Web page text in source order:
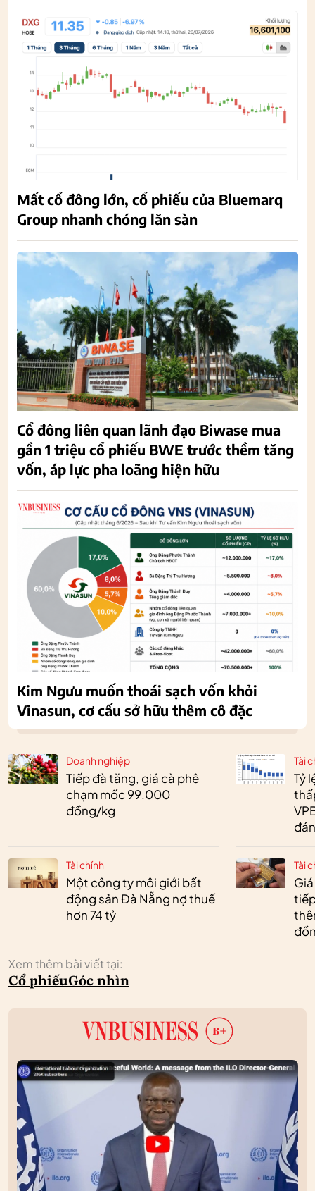
Doanh nghiệp
Tiếp đà tăng, giá cà phê
chạm mốc 99.000
đồng/kg
Tài chính
Một công ty môi giới bất
động sản Đà Nẵng nợ thuế
hơn 74 tỷ
Tài
Tỷ
Tài
Xem thêm bài viết tại:
Cổ phiếuGóc nhìn
Mất cổ đông lớn, cổ phiếu của Bluemarq
Group nhanh chóng lăn sàn
Cổ đông liên quan lãnh đạo Biwase mua
gần 1 triệu cổ phiếu BWE trước thềm tăng
vốn, áp lực pha loãng hiện hữu
Kim Ngưu muốn thoái sạch vốn khỏi
Vinasun, cơ cấu sở hữu thêm cô đặc